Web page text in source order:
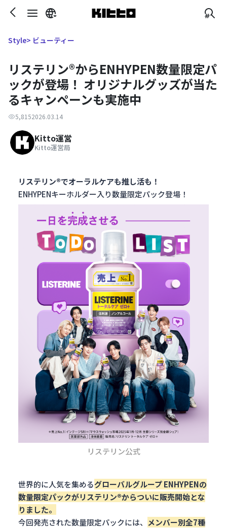
Style> ビューティー
リステリン®からENHYPEN数量限定パ
ックが登場！ オリジナルグッズが当た
るキャンペーンも実施中
5,8152026.03.14
Kitto運営
Kitto運営局
リステリン®でオーラルケアも推し活も！
ENHYPENキーホルダー入り数量限定パック登場！
リステリン公式
世界的に人気を集めるグローバルグループENHYPENの
数量限定パックがリステリン®からついに販売開始とな
りました。
今回発売された数量限定パックには、 メンバー別全7種